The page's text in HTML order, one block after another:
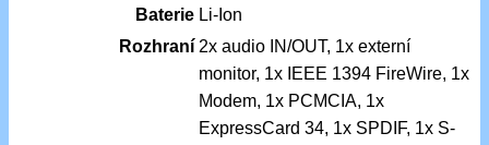
Baterie Li-Ion
Rozhraní 2x audio IN/OUT, 1x externí
monitor, 1x IEEE 1394 FireWire, 1x
Modem, 1x PCMCIA, 1x
ExpressCard 34, 1x SPDIF, 1x S-